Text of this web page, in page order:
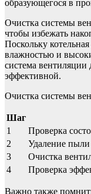
образующегося в
Очистка системы
чтобы избежать
Поскольку
влажностью и
система
эффективной.
Очистка системы
Шаг
1
Проверка
2
Удаление пыли
3
Очистка
4
Проверка
Важно также